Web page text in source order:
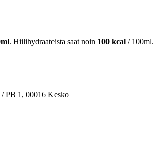
. Hiilihydraateista saat noin 100 kcal / 100ml.
PB 1, 00016 Kesko